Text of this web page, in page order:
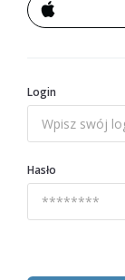
Login
Hasło